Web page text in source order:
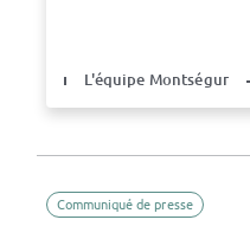
L'équipe Montségur
Communiqué de presse